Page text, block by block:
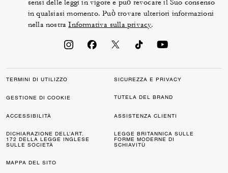
sensi delle leggi in vigore e può revocare il Suo consenso
in qualsiasi momento. Può trovare ulteriori informazioni
nella nostraInformativa sulla privacy.
TERMINI DI UTILIZZO SICUREZZA E PRIVACY
GESTIONE DI COOKIE TUTELA DEL BRAND
ACCESSIBILITÀ ASSISTENZA CLIENTI
DICHIARAZIONE DELL’ART.
172 DELLA LEGGE INGLESE
SULLE SOCIETÀ
LEGGE BRITANNICA SULLE
FORME MODERNE DI
SCHIAVITÙ
MAPPA DEL SITO